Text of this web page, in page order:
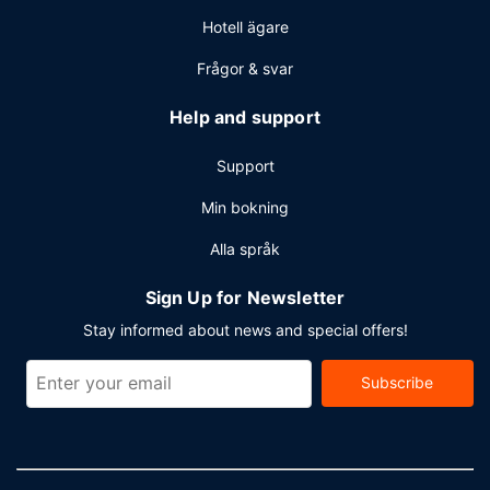
Hotell ägare
Frågor & svar
Help and support
Support
Min bokning
Alla språk
Sign Up for Newsletter
Stay informed about news and special offers!
Subscribe